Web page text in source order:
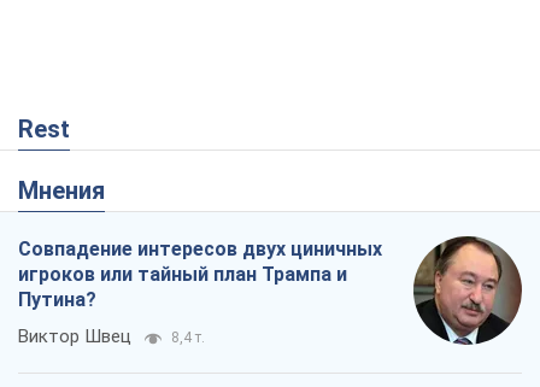
Rest
Мнения
Совпадение интересов двух циничных
игроков или тайный план Трампа и
Путина?
Виктор Швец 8,4 т.